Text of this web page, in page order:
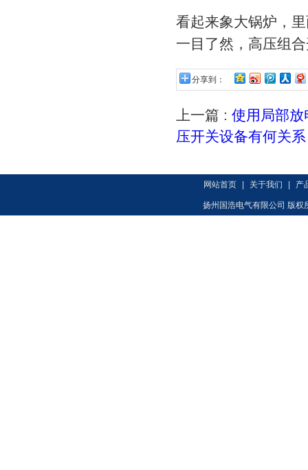
看起来象大锅炉，
一目了然，高压组
分享到：
上一篇 : 使用局部
压开关设备有何关
网站首页 关于我们 产
扬州国浩电气有限公司 版权